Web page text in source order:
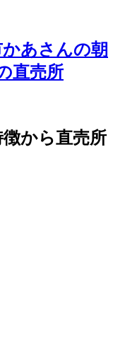
あさんの朝
直売所
から直売所